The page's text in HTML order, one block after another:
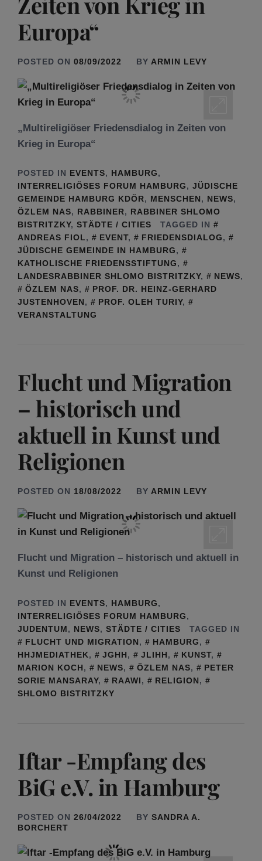
Europa“
POSTED ON 08/09/2022 BY ARMIN LEVY
„Multireligiöser Friedensdialog in Zeiten von
Krieg in Europa“
POSTED IN EVENTS, HAMBURG,
INTERRELIGIÖSES FORUM HAMBURG, JÜDISCHE
GEMEINDE HAMBURG KDÖR, MENSCHEN, NEWS,
ÖZLEM NAS, RABBINER, RABBINER SHLOMO
BISTRITZKY, STÄDTE / CITIES
TAGGED IN
ANDREAS FIOL, EVENT, FRIEDENSDIALOG,
JÜDISCHE GEMEINDE IN HAMBURG,
KATHOLISCHE FRIEDENSSTIFTUNG,
LANDESRABBINER SHLOMO BISTRITZKY, NEWS,
ÖZLEM NAS,
PROF. DR. HEINZ-GERHARD
JUSTENHOVEN, PROF. OLEH TURIY,
VERANSTALTUNG
Flucht und Migration
– historisch und
aktuell in Kunst und
Religionen
POSTED ON 18/08/2022 BY ARMIN LEVY
Flucht und Migration – historisch und aktuell in
Kunst und Religionen
POSTED IN EVENTS, HAMBURG,
INTERRELIGIÖSES FORUM HAMBURG,
JUDENTUM, NEWS, STÄDTE / CITIES
TAGGED IN
FLUCHT UND MIGRATION, HAMBURG,
HHJMEDIATHEK, JGHH, JLIHH, KUNST,
MARION KOCH, NEWS, ÖZLEM NAS,
PETER
SORIE MANSARAY, RAAWI, RELIGION,
SHLOMO BISTRITZKY
Iftar -Empfang des
BiG e.V. in Hamburg
POSTED ON 26/04/2022 BY SANDRA A.
BORCHERT